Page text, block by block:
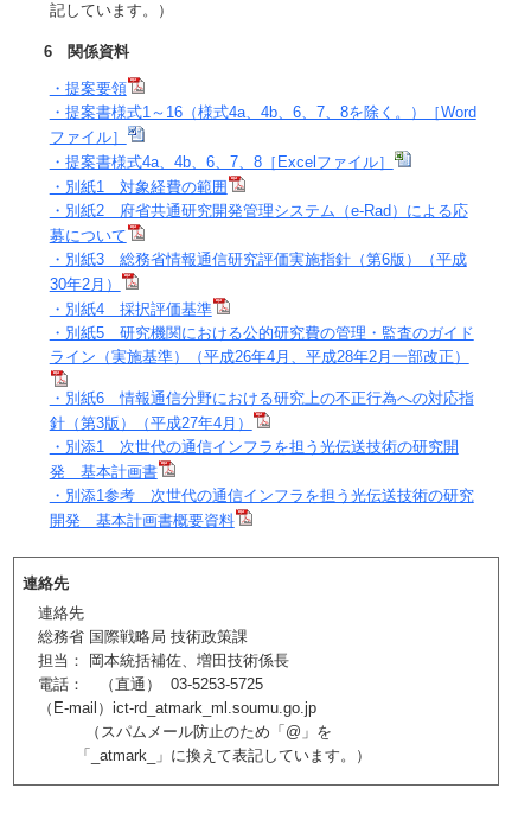
記しています。）
6 関係資料
・提案要領
・提案書様式1～16（様式4a、4b、6、7、8を除く。）［Word
ファイル］
・提案書様式4a、4b、6、7、8［Excelファイル］
・別紙1 対象経費の範囲
・別紙2 府省共通研究開発管理システム（e-Rad）による応
募について
・別紙3 総務省情報通信研究評価実施指針（第6版）（平成
30年2月）
・別紙4 採択評価基準
・別紙5 研究機関における公的研究費の管理・監査のガイド
ライン（実施基準）（平成26年4月、平成28年2月一部改正）
・別紙6 情報通信分野における研究上の不正行為への対応指
針（第3版）（平成27年4月）
・別添1 次世代の通信インフラを担う光伝送技術の研究開
発 基本計画書
・別添1参考 次世代の通信インフラを担う光伝送技術の研究
開発 基本計画書概要資料
連絡先
連絡先
総務省 国際戦略局 技術政策課
担当： 岡本統括補佐、増田技術係長
電話： （直通） 03‐5253‐5725
（E-mail）ict-rd_atmark_ml.soumu.go.jp
（スパムメール防止のため「@」を
「_atmark_」に換えて表記しています。）